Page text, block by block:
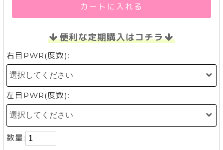
カートに入れる
便利な定期購入はコチラ
右目PWR(度数):
左目PWR(度数):
数量: